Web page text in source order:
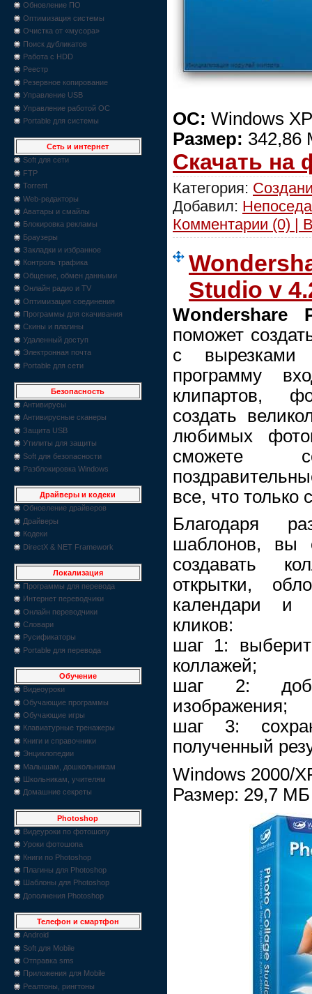
Обновление ПО
Оптимизация системы
Очистка от «мусора»
Поиск дубликатов
Работа с HDD
Реестр
Резервное копирование
Управление USB
Управление работой ОС
Portable для системы
Сеть и интернет
Soft для сети
FTP
Torrent
Web-редакторы
Аватары и смайлы
Блокировка рекламы
Браузеры
Закладки и избранное
Контроль трафика
Общение, обмен данными
Онлайн радио и TV
Оптимизация соединения
Программы для скачивания
Скины и плагины
Удаленный доступ
Электронная почта
Portable для сети
Безопасность
Антивирусы
Антивирусные сканеры
Защита USB
Утилиты для защиты
Soft для безопасности
Разблокировка Windows
Драйверы и кодеки
Обновление драйверов
Драйверы
Кодеки
DirectX & NET Framework
Локализация
Программы для перевода
Интернет переводчики
Онлайн переводчики
Словари
Русификаторы
Portable для перевода
Обучение
Видеоуроки
Обучающие программы
Обучающие игры
Клавиатурные тренажеры
Книги и справочники
Энциклопедии
Малышам, дошкольникам
Школьникам, учителям
Домашние секреты
Photoshop
Видеуроки по фотошопу
Уроки фотошопа
Книги по Photoshop
Плагины для Photoshop
Шаблоны для Photoshop
Дополнения Photoshop
Телефон и смартфон
Android
Soft для Mobile
Отправка sms
Приложения для Mobile
Реалтоны, рингтоны
ОС: Windows
Размер: 342,86
Скачать на
Категория:
Добавил: Непоседа
Комментарии (0) |
Studio v
Wondershare
поможет
с
программу
клипартов,
создать
любимых
сможете
все, что только
Благодаря
шаблонов, вы
создавать
открытки,
календари и
кликов:
шаг 1:
коллажей;
шаг 2:
изображения;
шаг 3:
полученный
Windows 2000/
Размер: 29,7 МБ